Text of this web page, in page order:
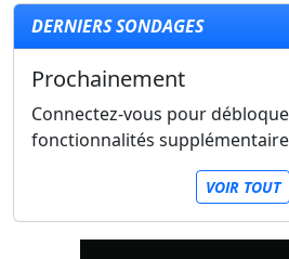
DERNIERS SONDAGES
Prochainement
Connectez-vous pour
fonctionnalités
VOIR TOUT